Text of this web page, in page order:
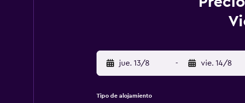
jue. 13/8 - vie. 14/8
Tipo de alojamiento